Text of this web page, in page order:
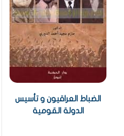
الضباط العراقيون و تأسيس
الدولة القومية